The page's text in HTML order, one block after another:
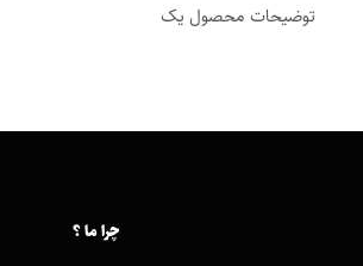
توضیحات محصول یک
چرا ما ؟